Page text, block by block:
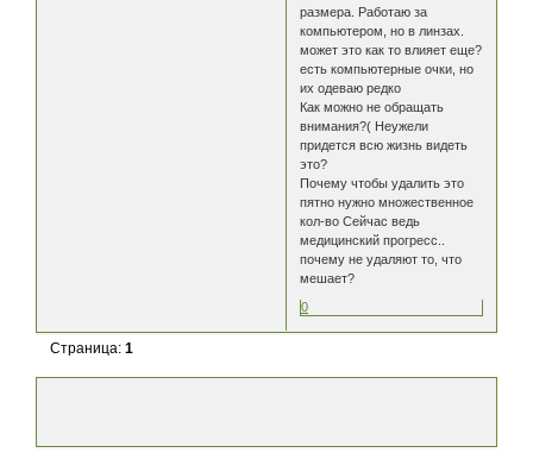
размера. Работаю за
компьютером, но в линзах.
может это как то влияет еще?
есть компьютерные очки, но
их одеваю редко
Как можно не обращать
внимания?( Неужели
придется всю жизнь видеть
это?
Почему чтобы удалить это
пятно нужно множественное
кол-во Сейчас ведь
медицинский прогресс..
почему не удаляют то, что
мешает?
0
Страница:1